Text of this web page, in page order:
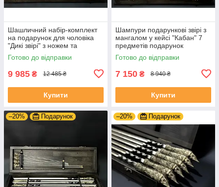
Шашличний набір-комплект
на подарунок для чоловіка
"Дикі звірі" з ножем та
виделкою для зняття
шашлику
Готово до відправки
9 985 ₴ 12 485 ₴
Купити
Шампури подарункові звірі з
мангалом у кейсі "Кабан" 7
предметів подарунок
коханому чоловікові
Готово до відправки
7 150 ₴ 8 940 ₴
Купити
–20% Подарунок –20% Подарунок